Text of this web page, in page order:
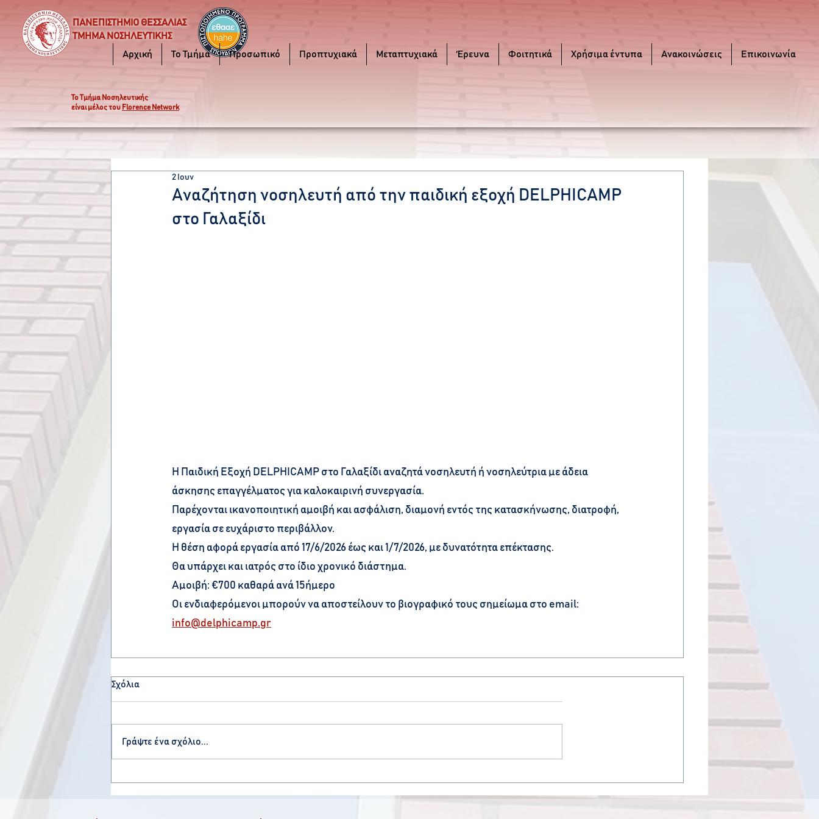
ΠΑΝΕΠΙΣΤΗΜΙΟ ΘΕΣΣΑΛΙΑΣ
ΤΜΗΜΑ ΝΟΣΗΛΕΥΤΙΚΗΣ
Το Τμήμα Νοσηλευτικής
είναι μέλος του Florence Network
Αρχική Το Τμήμα Προσωπικό Προπτυχιακά Μεταπτυχιακά Έρευνα Φοιτητικά Χρήσιμα έντυπα Ανακοινώσεις Επικοινωνία
Αναζήτηση νοσηλευτή από την παιδική εξοχή DELPHICAMP
στο Γαλαξίδι
2 Ιουν
Η Παιδική Εξοχή DELPHICAMP στο Γαλαξίδι αναζητά νοσηλευτή ή νοσηλεύτρια με άδεια
άσκησης επαγγέλματος για καλοκαιρινή συνεργασία.
Παρέχονται ικανοποιητική αμοιβή και ασφάλιση, διαμονή εντός της κατασκήνωσης, διατροφή,
εργασία σε ευχάριστο περιβάλλον.
Η θέση αφορά εργασία από 17/6/2026 έως και 1/7/2026, με δυνατότητα επέκτασης.
Θα υπάρχει και ιατρός στο ίδιο χρονικό διάστημα.
Αμοιβή: €700 καθαρά ανά 15ήμερο
Οι ενδιαφερόμενοι μπορούν να αποστείλουν το βιογραφικό τους σημείωμα στο email:
info@delphicamp.gr
Σχόλια
Γράψτε ένα σχόλιο...